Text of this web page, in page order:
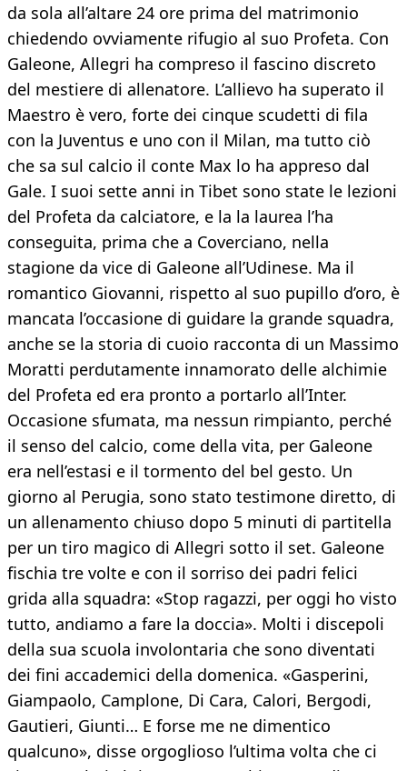
da sola all’altare 24 ore prima del matrimonio
chiedendo ovviamente rifugio al suo Profeta. Con
Galeone, Allegri ha compreso il fascino discreto
del mestiere di allenatore. L’allievo ha superato il
Maestro è vero, forte dei cinque scudetti di fila
con la Juventus e uno con il Milan, ma tutto ciò
che sa sul calcio il conte Max lo ha appreso dal
Gale. I suoi sette anni in Tibet sono state le lezioni
del Profeta da calciatore, e la la laurea l’ha
conseguita, prima che a Coverciano, nella
stagione da vice di Galeone all’Udinese. Ma il
romantico Giovanni, rispetto al suo pupillo d’oro, è
mancata l’occasione di guidare la grande squadra,
anche se la storia di cuoio racconta di un Massimo
Moratti perdutamente innamorato delle alchimie
del Profeta ed era pronto a portarlo all’Inter.
Occasione sfumata, ma nessun rimpianto, perché
il senso del calcio, come della vita, per Galeone
era nell’estasi e il tormento del bel gesto. Un
giorno al Perugia, sono stato testimone diretto, di
un allenamento chiuso dopo 5 minuti di partitella
per un tiro magico di Allegri sotto il set. Galeone
fischia tre volte e con il sorriso dei padri felici
grida alla squadra: «Stop ragazzi, per oggi ho visto
tutto, andiamo a fare la doccia». Molti i discepoli
della sua scuola involontaria che sono diventati
dei fini accademici della domenica. «Gasperini,
Giampaolo, Camplone, Di Cara, Calori, Bergodi,
Gautieri, Giunti… E forse me ne dimentico
qualcuno», disse orgoglioso l’ultima volta che ci